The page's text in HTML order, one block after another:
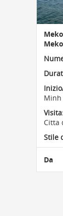
Minh
Citta
Stile
Da